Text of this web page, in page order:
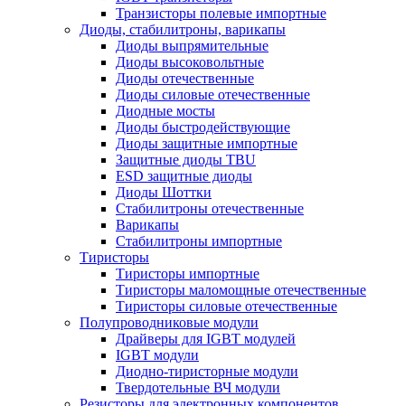
Транзисторы полевые импортные
Диоды, стабилитроны, варикапы
Диоды выпрямительные
Диоды высоковольтные
Диоды отечественные
Диоды силовые отечественные
Диодные мосты
Диоды быстродействующие
Диоды защитные импортные
Защитные диоды TBU
ESD защитные диоды
Диоды Шоттки
Стабилитроны отечественные
Варикапы
Стабилитроны импортные
Тиристоры
Тиристоры импортные
Тиристоры маломощные отечественные
Тиристоры силовые отечественные
Полупроводниковые модули
Драйверы для IGBT модулей
IGBT модули
Диодно-тиристорные модули
Твердотельные ВЧ модули